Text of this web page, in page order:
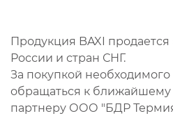
Продукция BAXI
России и стран СНГ.
За покупкой
обращаться к
партнеру ООО "БДР